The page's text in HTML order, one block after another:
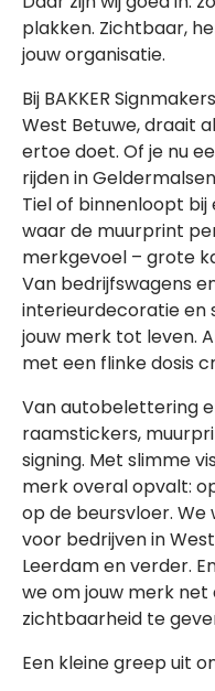
plakken. Zichtbaar,
jouw organisatie.
Bij BAKKER
West Betuwe, draait
ertoe doet. Of je nu
rijden in
Tiel of binnenloopt
waar de muurprint
merkgevoel – grote
Van bedrijfswagens
interieurdecoratie en
jouw merk tot leven.
met een flinke dosis
Van autobelettering
raamstickers,
signing. Met slimme
merk overal opvalt:
op de beursvloer.
voor bedrijven in
Leerdam en verder.
we om jouw merk
zichtbaarheid te
Een kleine greep uit